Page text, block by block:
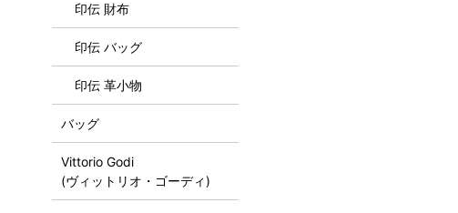
印伝 財布
印伝 バッグ
印伝 革小物
バッグ
Vittorio Godi
(ヴィットリオ・ゴーディ)